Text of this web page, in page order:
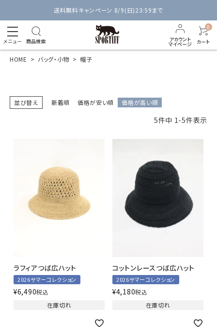
送料無料キャンペーン 8/9(日)23:59まで
メニュー 商品検索 アカウント
マイページ
0
カート
HOME バッグ・小物 帽子
並び替え 新着順 価格が安い順 価格が高い順
5件中 1-5件表示
ラフィアつば広ハット
2026サマーコレクション
¥6,490税込
在庫切れ
コットンレースつば広ハット
2026サマーコレクション
¥4,180税込
在庫切れ